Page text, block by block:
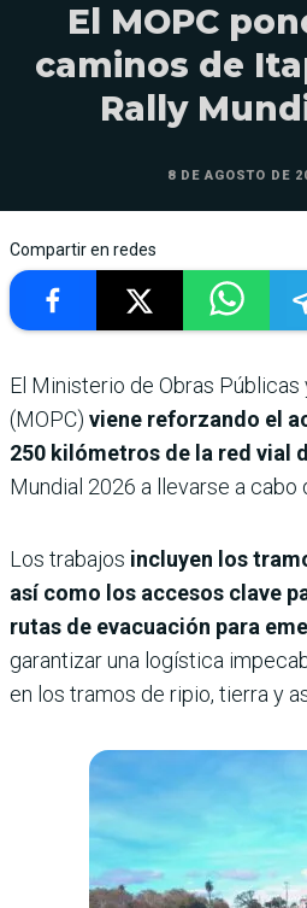
El MOPC
caminos de
Rally
8 DE AGOSTO DE
Compartir en redes
El Ministerio de Obras
(MOPC) viene reforzando el
250 kilómetros de la red vial
Mundial 2026 a llevarse a cabo
Los trabajos incluyen los
así como los accesos clave
rutas de evacuación para
garantizar una logística
en los tramos de ripio, tierra y